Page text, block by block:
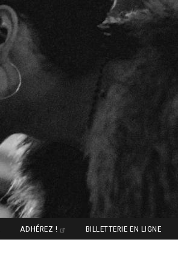
ADHÉREZ ! BILLETTERIE EN LIGNE